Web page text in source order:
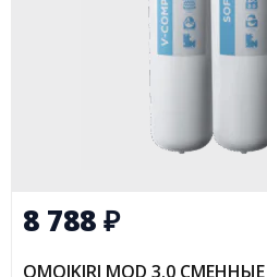
8 788₽
OMOIKIRI MOD 3.0